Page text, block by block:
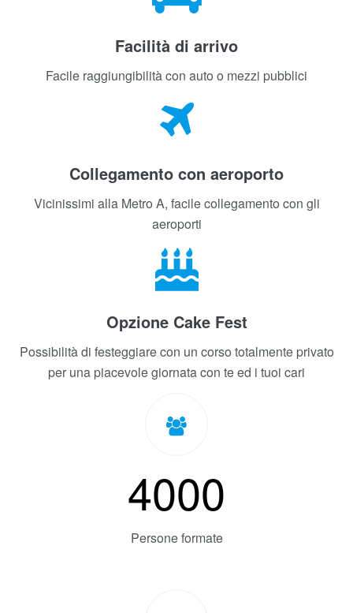
territorio nazionale sono sempre in accomodamenti
facilmente raggiungibili
Facilità di arrivo
Facile raggiungibilità con auto o mezzi pubblici
Collegamento con aeroporto
Vicinissimi alla Metro A, facile collegamento con gli
aeroporti
Opzione Cake Fest
Possibilità di festeggiare con un corso totalmente privato